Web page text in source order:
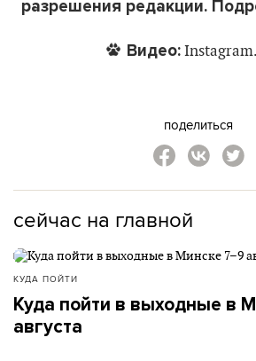
разрешения редакции.
Видео:
поделиться
сейчас на главной
КУДА ПОЙТИ
Куда пойти в выходные в
августа